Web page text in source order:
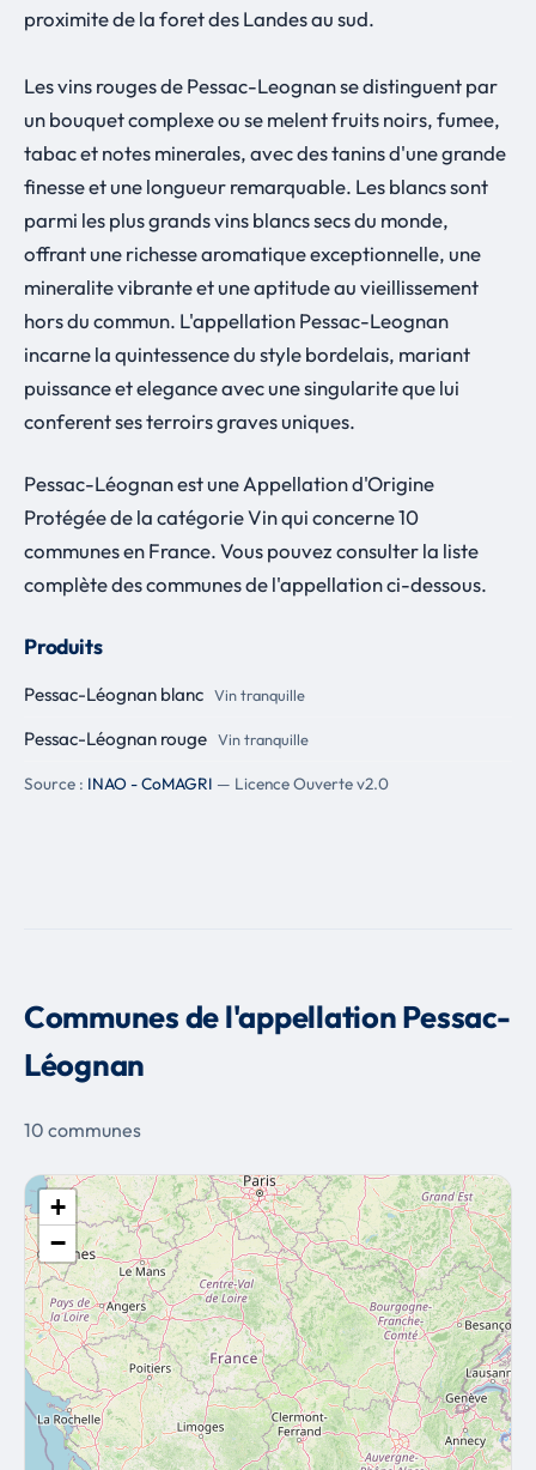
proximite de la foret des Landes au sud.
Les vins rouges de Pessac-Leognan se distinguent par
un bouquet complexe ou se melent fruits noirs, fumee,
tabac et notes minerales, avec des tanins d'une grande
finesse et une longueur remarquable. Les blancs sont
parmi les plus grands vins blancs secs du monde,
offrant une richesse aromatique exceptionnelle, une
mineralite vibrante et une aptitude au vieillissement
hors du commun. L'appellation Pessac-Leognan
incarne la quintessence du style bordelais, mariant
puissance et elegance avec une singularite que lui
conferent ses terroirs graves uniques.
Pessac-Léognan est une Appellation d'Origine
Protégée de la catégorie Vin qui concerne 10
communes en France. Vous pouvez consulter la liste
complète des communes de l'appellation ci-dessous.
Produits
Pessac-Léognan blanc Vin tranquille
Pessac-Léognan rouge Vin tranquille
Source : INAO - CoMAGRI — Licence Ouverte v2.0
Communes de l'appellation Pessac-
Léognan
10 communes
+
−